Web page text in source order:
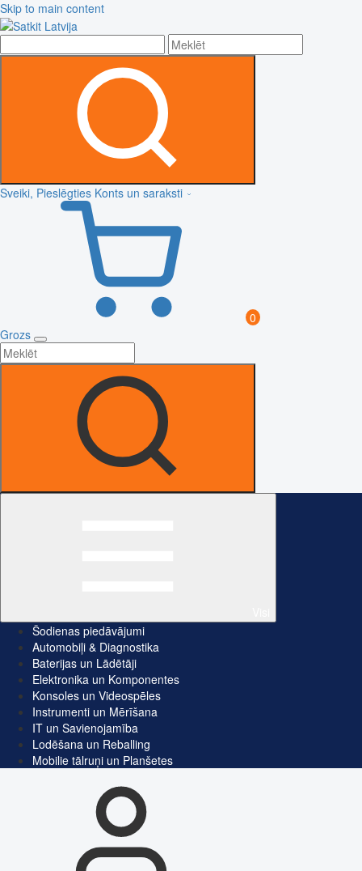
Skip to main content
Sveiki, Pieslēgties Konts un saraksti
0
Grozs
Šodienas piedāvājumi
Automobiļi & Diagnostika
Baterijas un Lādētāji
Elektronika un Komponentes
Konsoles un Videospēles
Instrumenti un Mērīšana
IT un Savienojamība
Lodēšana un Reballing
Mobilie tālruņi un Planšetes